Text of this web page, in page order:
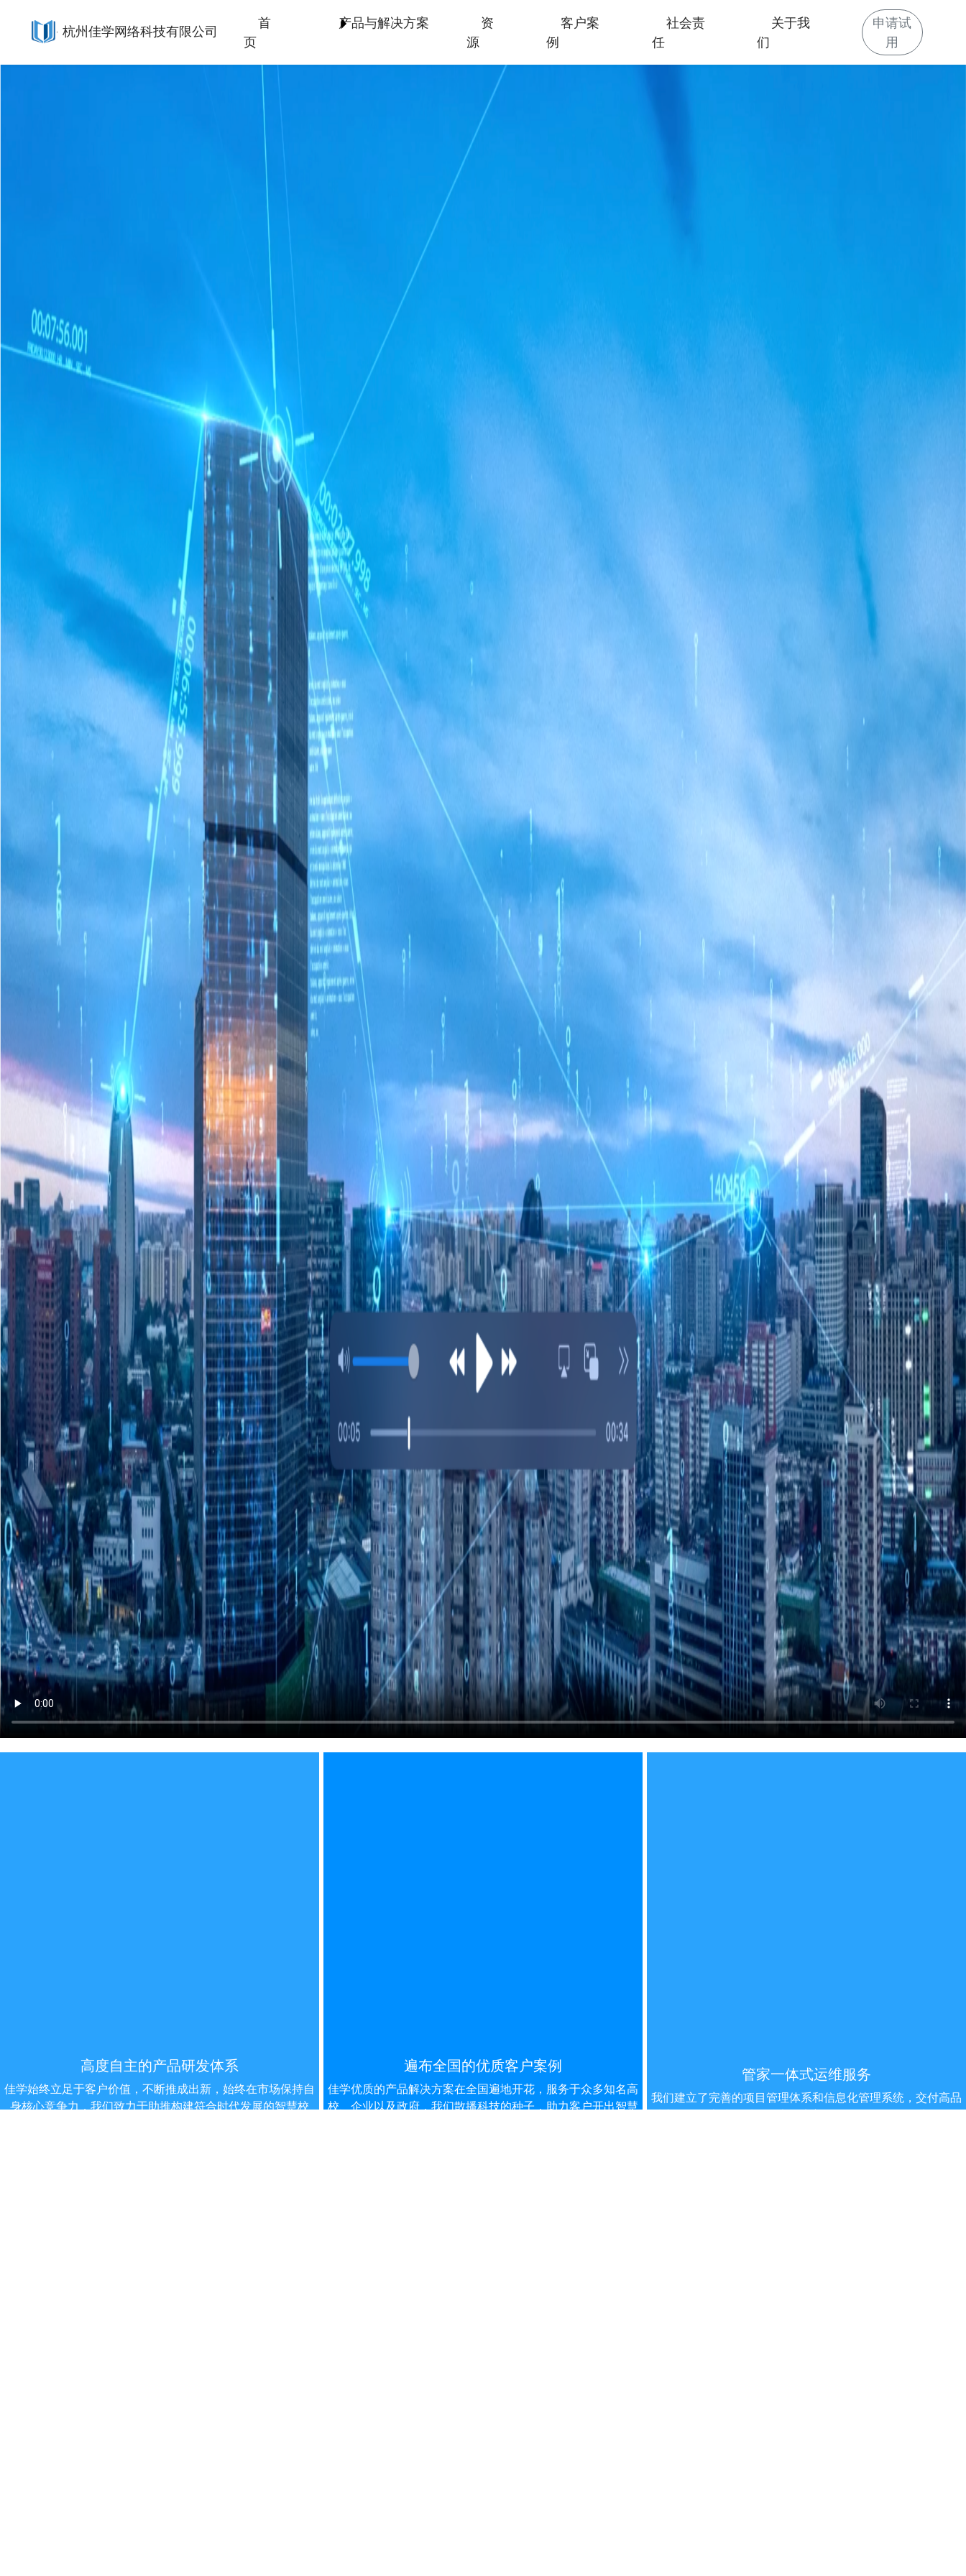
杭州佳学网络科技有限公司
首
页
产品与解决方案
资
源
客户案
例
社会责
任
关于我
们
申请试
用
高度自主的产品研发体系
佳学始终立足于客户价值，不断推成出新，始终在市场保持自
身核心竞争力，我们致力于助推构建符合时代发展的智慧校
遍布全国的优质客户案例
佳学优质的产品解决⽅案在全国遍地开花，服务于众多知名⾼
校、企业以及政府，我们散播科技的种子，助力客户开出智慧
管家⼀体式运维服务
我们建⽴了完善的项⽬管理体系和信息化管理系统，交付高品